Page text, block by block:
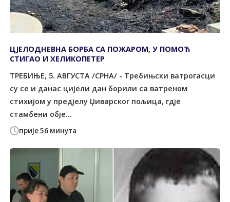
прије 56 минута
ЦЈЕЛОДНЕВНА БОРБА СА ПОЖАРОМ, У ПОМОЋ
СТИГАО И ХЕЛИКОПЕТЕР
TРЕБИЊЕ, 5. АВГУСTА /СРНА/ - Требињски ватрогасци
су се и данас цијели дан борили са ватреном
стихијом у предјелу Џиварског пољица, гдје
стамбени обје...